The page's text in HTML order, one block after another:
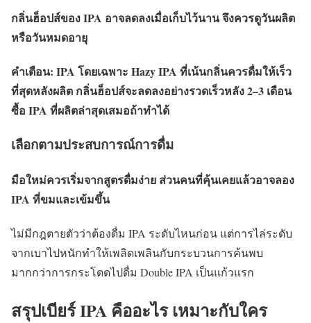
กลิ่นฮ็อปส์ของ IPA อาจลดลงเมื่อเก็บไว้นาน จึงควรดูวันผลิต
หรือวันหมดอายุ
คำเตือน: IPA โดยเฉพาะ Hazy IPA ที่เน้นกลิ่นควรดื่มให้เร็ว
ที่สุดหลังผลิต กลิ่นฮ็อปส์จะลดลงอย่างรวดเร็วหลัง 2–3 เดือน
ซื้อ IPA ที่ผลิตล่าสุดเสมอถ้าทำได้
เลือกตามประสบการณ์การดื่ม
มือใหม่ควรเริ่มจากสูตรดื่มง่าย ส่วนคนที่คุ้นเคยแล้วอาจลอง
IPA ที่ขมและเข้มขึ้น
ไม่มีกฎตายตัวว่าต้องดื่ม IPA ระดับไหนก่อน แต่การไล่ระดับ
จากเบาไปหนักทำให้เพลิดเพลินกับกระบวนการค้นพบ
มากกว่าการกระโดดไปดื่ม Double IPA เป็นแก้วแรก
สรุปเบียร์ IPA คืออะไร เหมาะกับใคร